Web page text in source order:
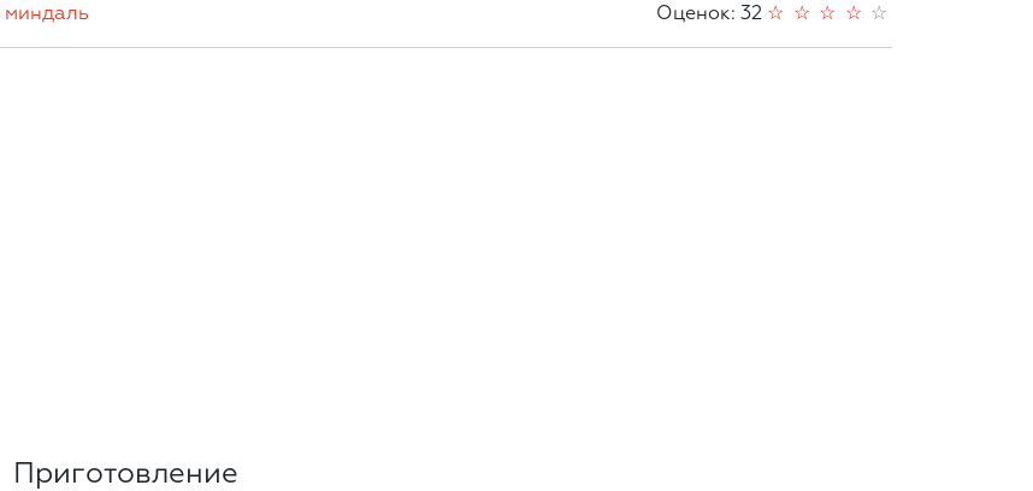
миндаль Оценок: 32 ☆
☆
☆
☆
☆
Приготовление